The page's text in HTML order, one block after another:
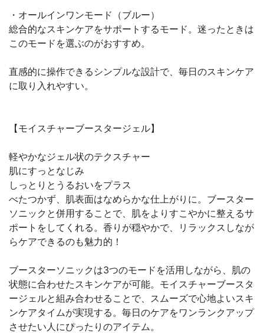
・オールインワンモード（ブルー）
総合的なスキンケアをサポートするモード。迷ったときは
このモードを選ぶのがおすすめ。
直感的に操作できるシンプルな設計で、毎日のスキンケア
に取り入れやすい。
【モイスチャーブースタージェル】
軽やかなジェル状のテクスチャー
肌にすっとなじみ
しっとりとうるおいをプラス
べたつかず、肌表面はなめらかな仕上がりに。ブースター
ソニックと併用することで、肌をよりすこやかに整えるサ
ポートをしてくれる。香りが穏やかで、リラックスしなが
らケアできるのも魅力的！
ブースターソニックは3つのモードを活用しながら、肌の
状態に合わせたスキンケアが可能。モイスチャーブースタ
ージェルと組み合わせることで、スムーズで心地よいスキ
ンケアタイムが実現する。毎日のケアをワンランクアップ
させたい人にぴったりのアイテム。